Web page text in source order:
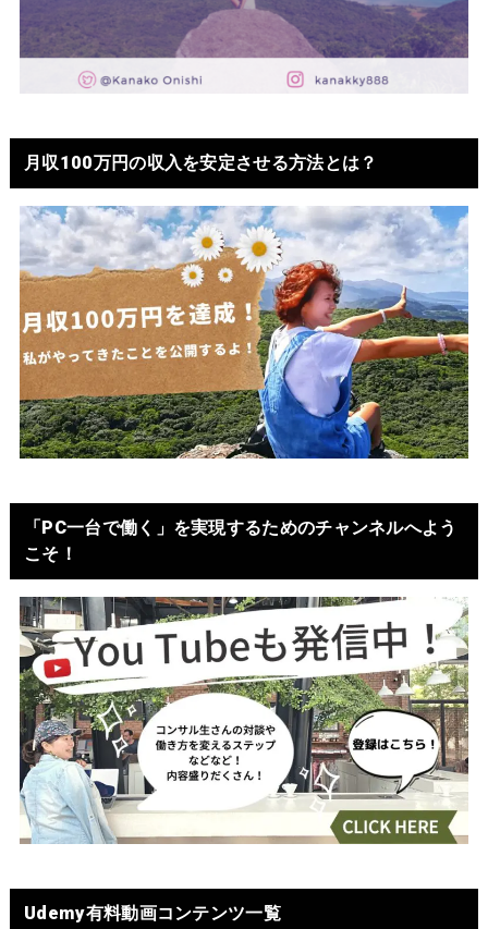
月収100万円の収入を安定させる方法とは？
「PC一台で働く」を実現するためのチャンネルへよう
こそ！
Udemy有料動画コンテンツ一覧